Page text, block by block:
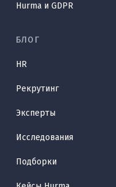
Hurma и GDPR
БЛОГ
HR
Рекрутинг
Эксперты
Исследования
Подборки